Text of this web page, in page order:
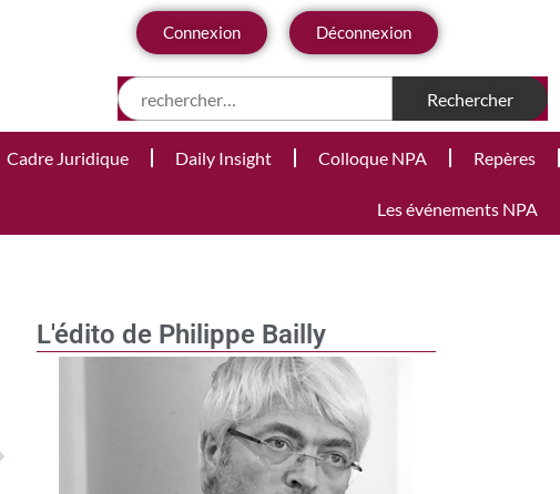
Connexion Déconnexion
Cadre Juridique Daily Insight Colloque NPA Repères
Les événements NPA
L'édito de Philippe Bailly